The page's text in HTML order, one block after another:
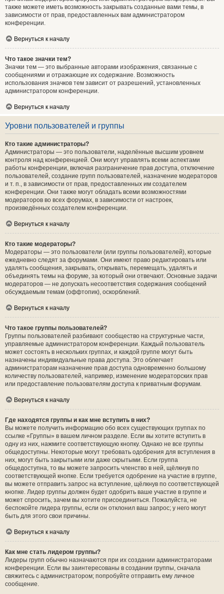
также можете иметь возможность закрывать созданные вами темы, в
зависимости от прав, предоставленных вам администратором
конференции.
Вернуться к началу
Что такое значки тем?
Значки тем — это выбранные авторами изображения, связанные с
сообщениями и отражающие их содержание. Возможность
использования значков тем зависит от разрешений, установленных
администратором конференции.
Вернуться к началу
Уровни пользователей и группы
Кто такие администраторы?
Администраторы — это пользователи, наделённые высшим уровнем
контроля над конференцией. Они могут управлять всеми аспектами
работы конференции, включая разграничение прав доступа, отключение
пользователей, создание групп пользователей, назначение модераторов
и т. п., в зависимости от прав, предоставленных им создателем
конференции. Они также могут обладать всеми возможностями
модераторов во всех форумах, в зависимости от настроек,
произведённых создателем конференции.
Вернуться к началу
Кто такие модераторы?
Модераторы — это пользователи (или группы пользователей), которые
ежедневно следят за форумами. Они имеют право редактировать или
удалять сообщения, закрывать, открывать, перемещать, удалять и
объединять темы на форуме, за который они отвечают. Основные задачи
модераторов — не допускать несоответствия содержания сообщений
обсуждаемым темам (оффтопик), оскорблений.
Вернуться к началу
Что такое группы пользователей?
Группы пользователей разбивают сообщество на структурные части,
управляемые администратором конференции. Каждый пользователь
может состоять в нескольких группах, и каждой группе могут быть
назначены индивидуальные права доступа. Это облегчает
администраторам назначение прав доступа одновременно большому
количеству пользователей, например, изменение модераторских прав
или предоставление пользователям доступа к приватным форумам.
Вернуться к началу
Где находятся группы и как мне вступить в них?
Вы можете получить информацию обо всех существующих группах по
ссылке «Группы» в вашем личном разделе. Если вы хотите вступить в
одну из них, нажмите соответствующую кнопку. Однако не все группы
общедоступны. Некоторые могут требовать одобрения для вступления в
них, могут быть закрытыми или даже скрытыми. Если группа
общедоступна, то вы можете запросить членство в ней, щёлкнув по
соответствующей кнопке. Если требуется одобрение на участие в группе,
вы можете отправить запрос на вступление, щёлкнув по соответствующей
кнопке. Лидер группы должен будет одобрить ваше участие в группе и
может спросить, зачем вы хотите присоединиться. Пожалуйста, не
беспокойте лидера группы, если он отклонил ваш запрос; у него могут
быть для этого свои причины.
Вернуться к началу
Как мне стать лидером группы?
Лидеры групп обычно назначаются при их создании администраторами
конференции. Если вы заинтересованы в создании группы, сначала
свяжитесь с администратором; попробуйте отправить ему личное
сообщение.